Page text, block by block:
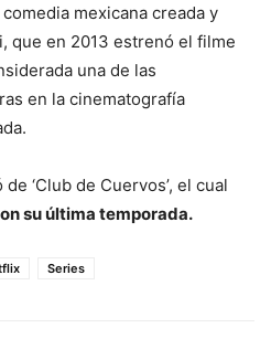
mexicana creada y
que en 2013 estrenó el filme
una de las
en la cinematografía
‘Club de Cuervos’, el cual
su última temporada.
Series